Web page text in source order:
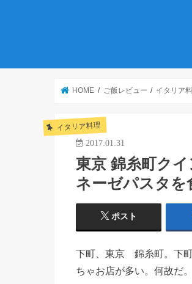
HOME ご飯レビュー イタリア
イタリア料理
2017.01.31
東京 錦糸町ク
ネーゼパスタを
ポスト
下町、東京 錦糸町。下
ちゃお店が多い。何故だ。